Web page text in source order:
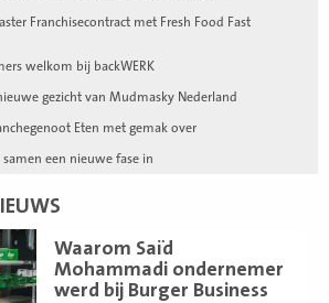
Franchisecontract met Fresh Food Fast
welkom bij backWERK
gezicht van Mudmasky Nederland
Eten met gemak over
een nieuwe fase in
Waarom Saïd
Mohammadi ondernemer
werd bij Burger Business